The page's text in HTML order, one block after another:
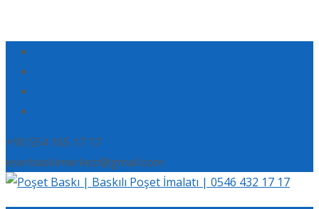
+90 554 165 17 17
eserbaskimerkezi@gmail.com